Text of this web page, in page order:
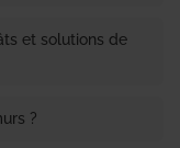
et solutions de
?